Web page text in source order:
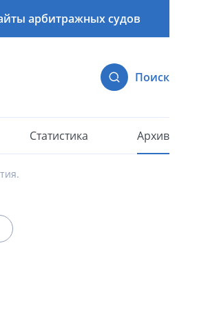
арбитражных судов
Поиск
Статистика Архив